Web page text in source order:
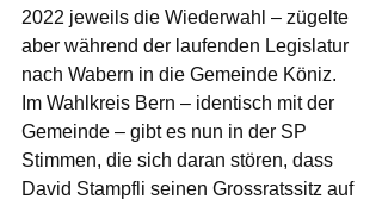
2022 jeweils die Wiederwahl – zügelte
aber während der laufenden Legislatur
nach Wabern in die Gemeinde Köniz.
Im Wahlkreis Bern – identisch mit der
Gemeinde – gibt es nun in der SP
Stimmen, die sich daran stören, dass
David Stampfli seinen Grossratssitz auf